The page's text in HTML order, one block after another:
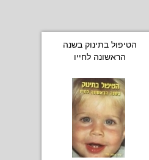
הטיפול בתינוק בשנה
הראשונה לחייו